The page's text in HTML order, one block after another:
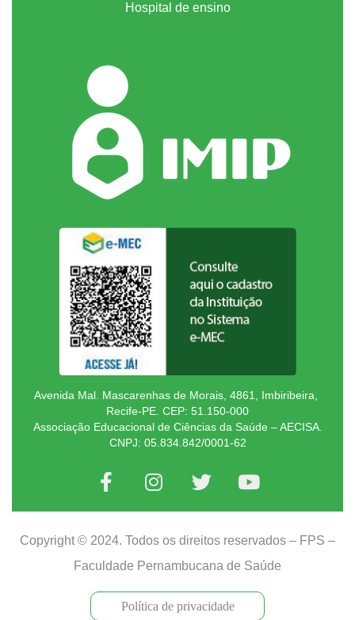
Hospital de ensino
Avenida Mal. Mascarenhas de Morais, 4861, Imbiribeira,
Recife-PE. CEP: 51.150-000
Associação Educacional de Ciências da Saúde – AECISA.
CNPJ: 05.834.842/0001-62
Copyright © 2024. Todos os direitos reservados – FPS –
Faculdade Pernambucana de Saúde
Política de privacidade